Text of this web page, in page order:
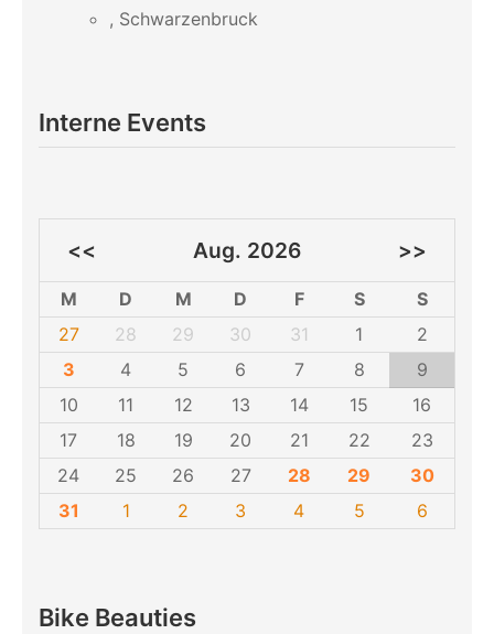
, Schwarzenbruck
Interne Events
<< Aug. 2026 >>
M D M D F S
S
27
28 29 30 31 1
2
3
4 5 6 7 8
9
10
11 12 13 14 15
16
17
18 19 20 21 22
23
24
25 26 27 28 29
30
31
1 2 3 4 5 6
Bike Beauties